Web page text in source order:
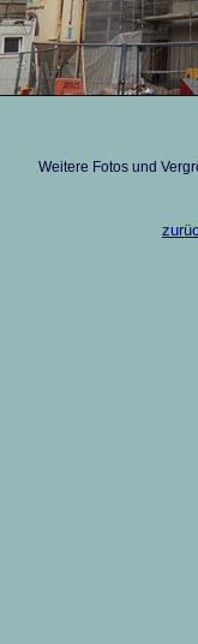
Weitere Fotos und